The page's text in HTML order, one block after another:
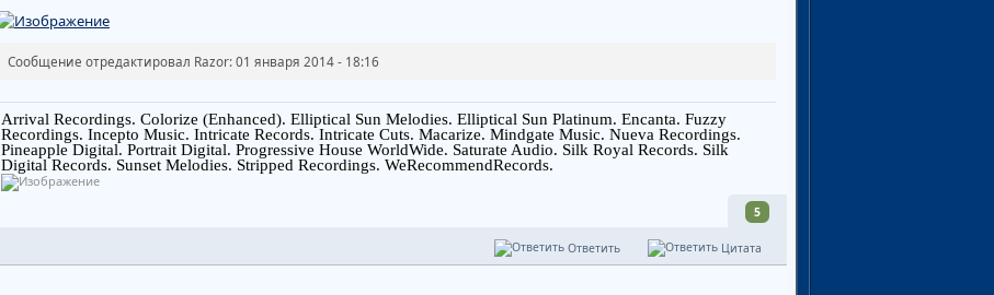
Сообщение отредактировал Razor: 01 января 2014 - 18:16
Arrival Recordings. Colorize (Enhanced). Elliptical Sun Melodies. Elliptical Sun Platinum. Encanta. Fuzzy
Recordings. Incepto Music. Intricate Records. Intricate Cuts. Macarize. Mindgate Music. Nueva Recordings.
Pineapple Digital. Portrait Digital. Progressive House WorldWide. Saturate Audio. Silk Royal Records. Silk
Digital Records. Sunset Melodies. Stripped Recordings. WeRecommendRecords.
5
Цитата
Ответить